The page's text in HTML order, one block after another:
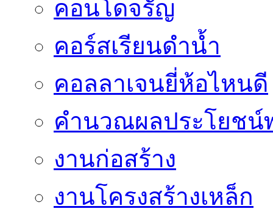
คอนโดจรัญ
คอร์สเรียนดำน้ำ
คอลลาเจนยี่ห้อไหนดี
คำนวณผลประโยชน์
งานก่อสร้าง
งานโครงสร้างเหล็ก